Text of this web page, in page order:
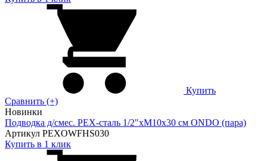
Купить
Сравнить (+)
Новинки
Подводка д/смес. PEX-сталь 1/2"xM10x30 см ONDO (пара)
Артикул PEXOWFHS030
Купить в 1 клик